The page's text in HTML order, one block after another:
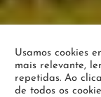
Usamos cookies
mais relevante,
repetidas. Ao
de todos os